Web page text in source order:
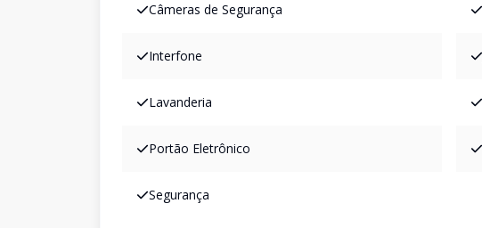
Câmeras de Segurança
Interfone
Lavanderia
Portão Eletrônico
Segurança